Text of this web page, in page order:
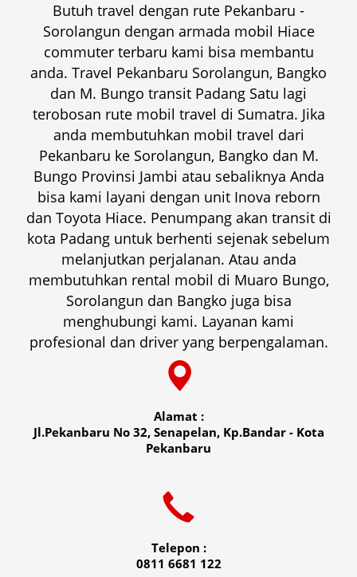
Butuh travel dengan rute Pekanbaru -
Sorolangun dengan armada mobil Hiace
commuter terbaru kami bisa membantu
anda. Travel Pekanbaru Sorolangun, Bangko
dan M. Bungo transit Padang Satu lagi
terobosan rute mobil travel di Sumatra. Jika
anda membutuhkan mobil travel dari
Pekanbaru ke Sorolangun, Bangko dan M.
Bungo Provinsi Jambi atau sebaliknya Anda
bisa kami layani dengan unit Inova reborn
dan Toyota Hiace. Penumpang akan transit di
kota Padang untuk berhenti sejenak sebelum
melanjutkan perjalanan. Atau anda
membutuhkan rental mobil di Muaro Bungo,
Sorolangun dan Bangko juga bisa
menghubungi kami. Layanan kami
profesional dan driver yang berpengalaman.
Alamat :
Jl.Pekanbaru No 32, Senapelan, Kp.Bandar - Kota
Pekanbaru
Telepon :
0811 6681 122